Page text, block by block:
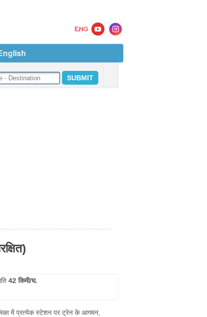
42 किमी/घ.
में प्रत्येक स्टेशन पर ट्रेन के आगमन,